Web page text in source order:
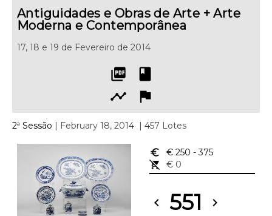
Antiguidades e Obras de Arte + Arte
Moderna e Contemporânea
17, 18 e 19 de Fevereiro de 2014
picture_as_pdf
book
timeline
flag
2ª Sessão | February 18, 2014 | 457 Lotes
euro_symbol € 250 - 375
remove_shopping_cart
€ 0
chevron_left 551 chevron_right